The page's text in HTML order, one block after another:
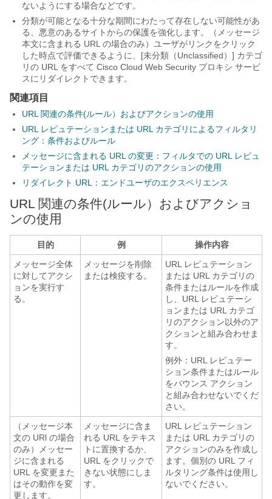
ないようにする場合などです。
分類が可能となる十分な期間にわたって存在しない可能性があ
る、悪意のあるサイトからの保護を強化します。（メッセージ
本文に含まれる URL の場合のみ）ユーザがリンクをクリック
した時点で評価できるように、[未分類（Unclassified）] カテゴ
リの URL をすべて Cisco Cloud Web Security プロキシ サービ
スにリダイレクトできます。
関連項目
URL 関連の条件(ルール）およびアクションの使用
URL レピュテーションまたは URL カテゴリによるフィルタリ
ング：条件およびルール
メッセージに含まれる URL の変更：フィルタでの URL レピュ
テーションまたは URL カテゴリのアクションの使用
リダイレクト URL：エンドユーザのエクスペリエンス
URL 関連の条件(ルール）およびアクショ
ンの使用
目的 例
操作内容
メッセージ全体
に対してアクシ
ョンを実行す
る。
メッセージを削除
または検疫する。
URL レピュテーション
または URL カテゴリの
条件またはルールを作成
し、URL レピュテーシ
ョンまたは URL カテゴ
リのアクション以外のア
クションと組み合わせま
す。
例外：URL レピュテー
ション条件またはルール
をバウンス アクション
と組み合わせないでくだ
さい。
（メッセージ本
文の URl の場合
のみ）メッセー
ジに含まれる
URL を変更また
はその動作を変
更します。
メッセージに含ま
れる URL をテキス
トに置換するか、
URL をクリックで
きない状態にしま
す。
URL レピュテーション
または URL カテゴリの
アクションのみを作成し
ます。個別の URL フィ
ルタリング条件は使用し
ないでください。